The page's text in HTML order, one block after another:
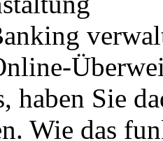
haben Sie
Wie das